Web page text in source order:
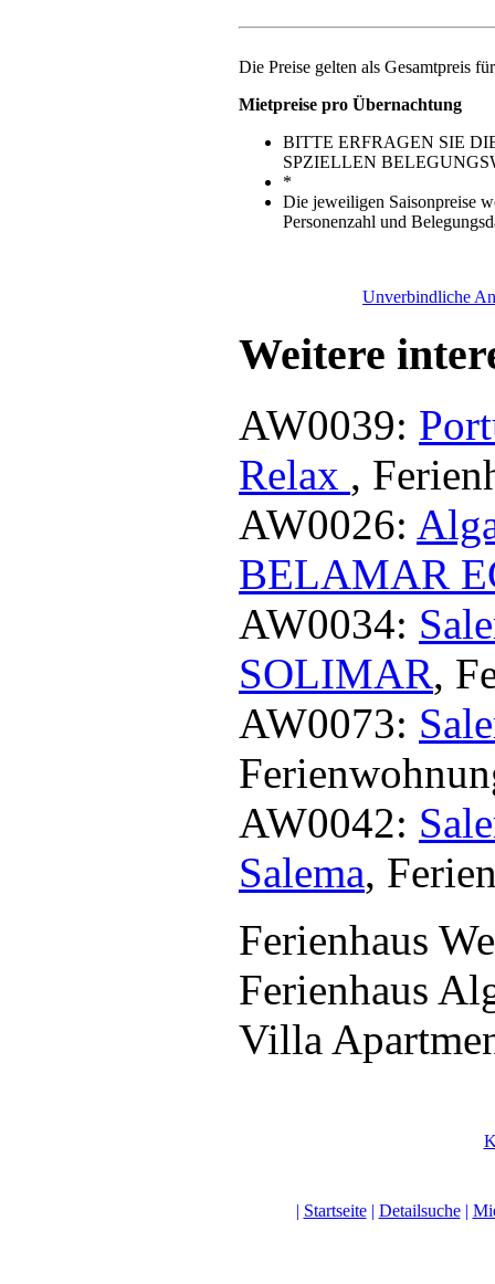
Die Preise gelten als Gesamtpreis
Mietpreise pro Übernachtung
BITTE ERFRAGEN SIE
SPZIELLEN
*
Die jeweiligen Saisonpreise
Personenzahl und
Unverbindliche
Weitere
AW0039:
Relax ,
AW0026:
BELAMAR
AW0034:
SOLIMAR,
AW0073:
AW0042:
Salema,
Ferienhaus
Ferienhaus
Villa
| Startseite| Detailsuche|